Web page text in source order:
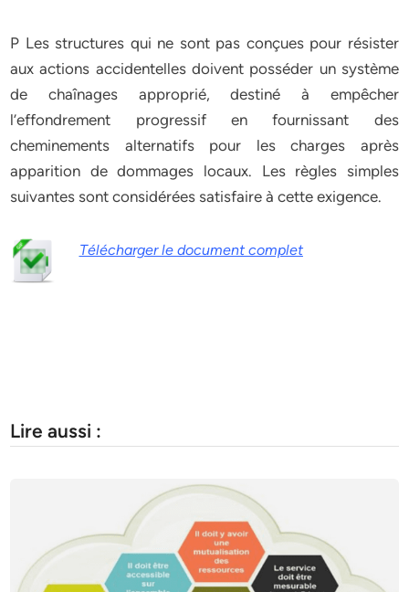
P Les structures qui ne sont pas conçues pour résister
aux actions accidentelles doivent posséder un système
de chaînages approprié, destiné à empêcher
l’effondrement progressif en fournissant des
cheminements alternatifs pour les charges après
apparition de dommages locaux. Les règles simples
suivantes sont considérées satisfaire à cette exigence.
Télécharger le document complet
Lire aussi :